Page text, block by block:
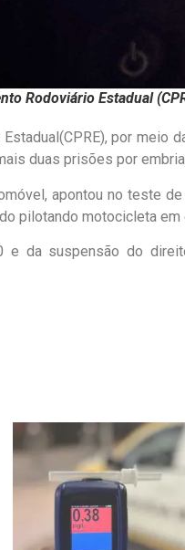
Rodoviário Estadual
por meio
duas prisões por
apontou no teste
pilotando motocicleta
e da suspensão do